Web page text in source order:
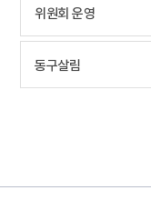
위원회 운영
동구살림